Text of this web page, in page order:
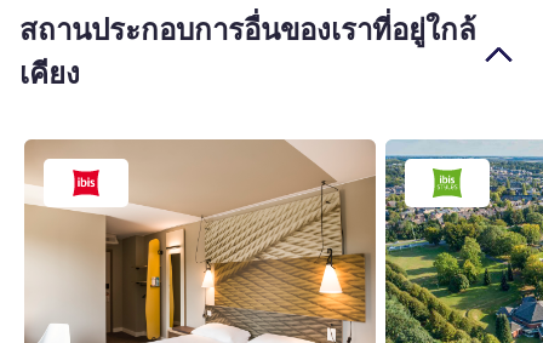
สถานประกอบการอื่นของเราที่อยู่ใกล้
เคียง